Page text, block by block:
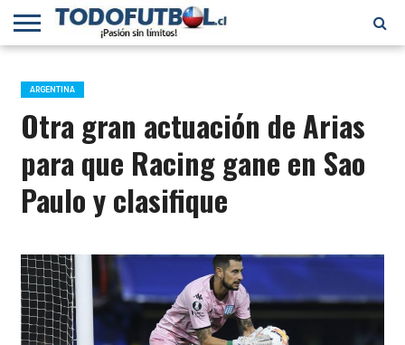
PRIMERA
B
SELECCIÓN
CHILENA
CHILENOS
EN EL
MUNDO
FÚTBOL
INTERNACIONAL
ARGENTINA
Otra gran actuación de Arias
para que Racing gane en Sao
Paulo y clasifique